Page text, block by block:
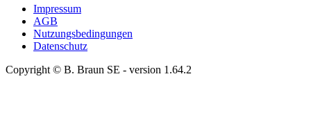
Impressum
AGB
Nutzungsbedingungen
Datenschutz
Copyright © B. Braun SE - version 1.64.2